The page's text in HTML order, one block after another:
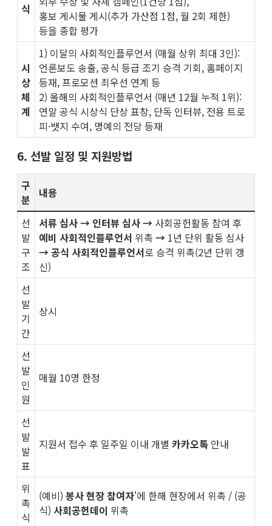
식
홍보 게시물 게시(추가 가산점 1점, 월 2회 제한)
등을 종합 평가
시
상
체
계
1) 이달의 사회적인플루언서 (매월 상위 최대 3인):
언론보도 송출, 공식 등급 조기 승격 기회, 홈페이지
등재, 프로모션 최우선 연계 등
2) 올해의 사회적인플루언서 (매년 12월 누적 1위):
연말 공식 시상식 단상 표창, 단독 인터뷰, 전용 트로
피·뱃지 수여, 명예의 전당 등재
6. 선발 일정 및 지원방법
구
분
내용
선
발
구
조
서류 심사 → 인터뷰 심사 → 사회공헌활동 참여 후
예비 사회적인플루언서 위촉→ 1년 단위 활동 심사
→ 공식 사회적인플루언서로 승격 위촉(2년 단위 갱
신)
선
발
기
간
상시
선
발
인
원
매월 10명 한정
선
발
발
표
지원서 접수 후 일주일 이내 개별카카오톡 안내
위
촉
식
(예비)봉사 현장 참여자'에 한해 현장에서 위촉 / (공
식) 사회공헌데이 위촉